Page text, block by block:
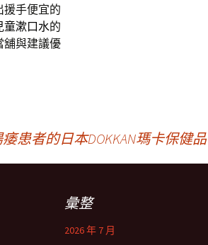
援手便宜的
童漱口水的
舖與建議優
患者的日本DOKKAN瑪卡保健品
彙整
2026 年 7 月